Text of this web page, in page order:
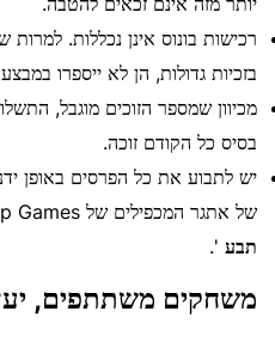
רכישות בונוס אינן נכללות.
בזכיות גדולות, הן לא ייספרו
מכיוון שמספר הזוכים מוגבל,
בסיס כל הקודם זוכה.
יש לתבוע את כל הפרסים באופן
של אתגר המכפילים של Top Games ולחיצה על כפתור '
תבע '.
משחקים משתתפים,